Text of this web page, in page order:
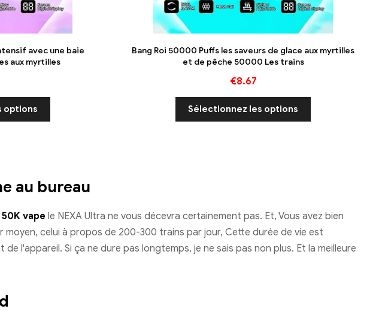
avec une baie
aux myrtilles
options
Bang Roi 50000 Puffs les saveurs de glace aux myrtilles
et de pêche 50000 Les trains
€8.67
Sélectionnez les options
au bureau
50K vape le NEXA Ultra ne vous décevra certainement pas. Et, Vous avez bien
celui à propos de 200-300 trains par jour, Cette durée de vie est
l'appareil. Si ça ne dure pas longtemps, je ne sais pas non plus. Et la meilleure